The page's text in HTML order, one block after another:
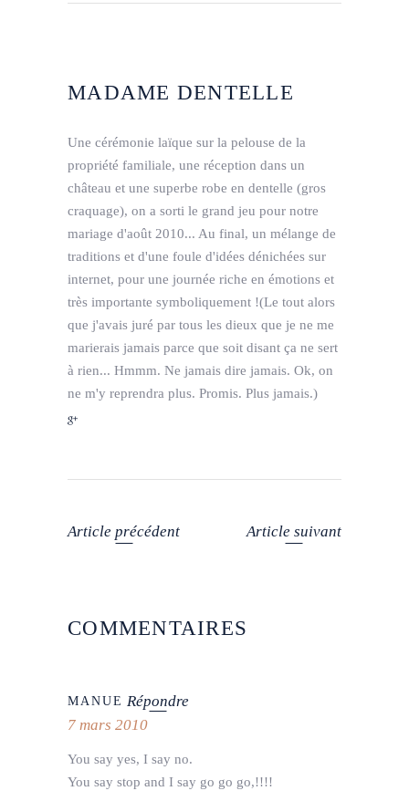
MADAME DENTELLE
Une cérémonie laïque sur la pelouse de la
propriété familiale, une réception dans un
château et une superbe robe en dentelle (gros
craquage), on a sorti le grand jeu pour notre
mariage d'août 2010... Au final, un mélange de
traditions et d'une foule d'idées dénichées sur
internet, pour une journée riche en émotions et
très importante symboliquement !(Le tout alors
que j'avais juré par tous les dieux que je ne me
marierais jamais parce que soit disant ça ne sert
à rien... Hmmm. Ne jamais dire jamais. Ok, on
ne m'y reprendra plus. Promis. Plus jamais.)
Article précédent Article suivant
COMMENTAIRES
MANUE Répondre
7 mars 2010
You say yes, I say no.
You say stop and I say go go go,!!!!